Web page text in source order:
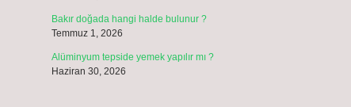
Bakır doğada hangi halde bulunur ?
Temmuz 1, 2026
Alüminyum tepside yemek yapılır mı ?
Haziran 30, 2026